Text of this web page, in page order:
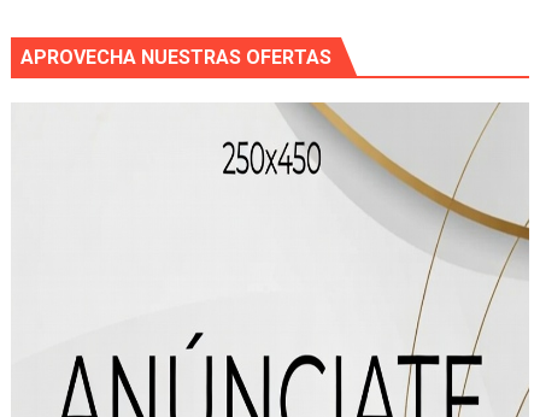
APROVECHA NUESTRAS OFERTAS